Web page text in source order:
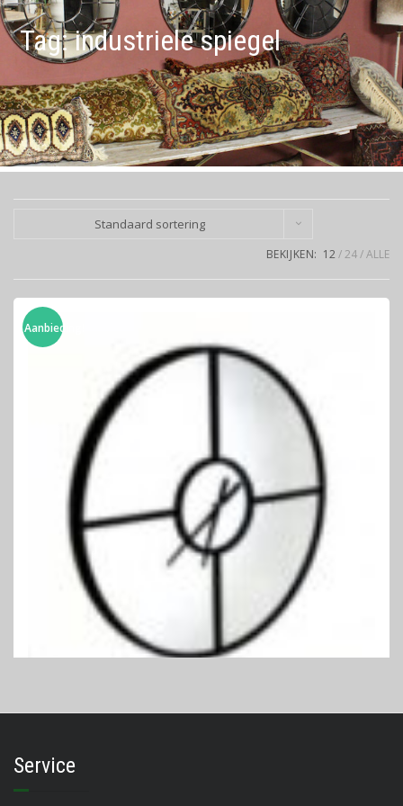
Tag:industriele spiegel
Standaard sortering
BEKIJKEN: 12 24 ALLE
Aanbieding!
Service